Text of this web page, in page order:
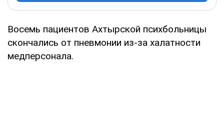
Восемь пациентов Ахтырской психбольницы
скончались от пневмонии из-за халатности
медперсонала.